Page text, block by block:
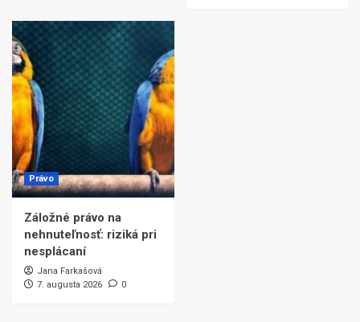
Právo
Záložné právo na
nehnuteľnosť: riziká pri
nesplácaní
Jana Farkašová
7. augusta 2026
0